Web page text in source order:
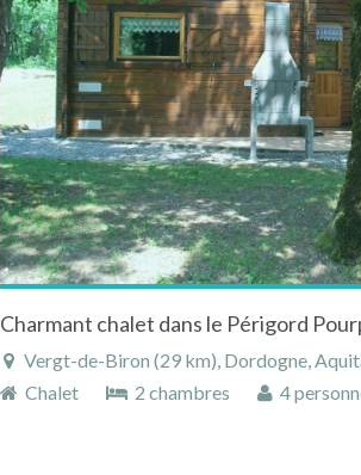
Charmant chalet dans le Périgord
Vergt-de-Biron (29 km), Dordogne,
Chalet
2 chambres 4